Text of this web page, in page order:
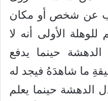
تُعرب عن شخص أو مكان
الأولى أنه لا
الدهشة حينما يدفع
ما شاهدَهُ فيجد له
الدهشة حينما يعلم